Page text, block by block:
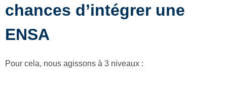
chances d’intégrer une
ENSA
Pour cela, nous agissons à 3 niveaux :